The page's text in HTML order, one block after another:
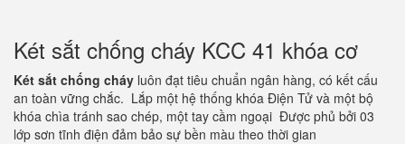
Két sắt chống cháy KCC 41 khóa cơ
Két sắt chống cháy luôn đạt tiêu chuẩn ngân hàng, có kết cấu
an toàn vững chắc. Lắp một hệ thống khóa Điện Tử và một bộ
khóa chìa tránh sao chép, một tay cầm ngoại Được phủ bởi 03
lớp sơn tĩnh điện đảm bảo sự bền màu theo thời gian